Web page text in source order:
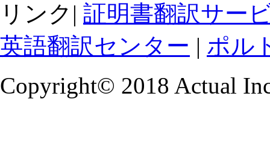
リンク| 証明書翻訳サー
英語翻訳センター | ポル
Copyright© 2018 Actual